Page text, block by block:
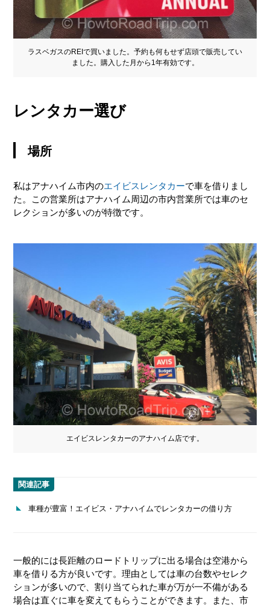
ラスベガスのREIで買いました。予約も何もせず店頭で販売してい
ました。購入した月から1年有効です。
レンタカー選び
場所
私はアナハイム市内のエイビスレンタカーで車を借りまし
た。この営業所はアナハイム周辺の市内営業所では車のセ
レクションが多いのが特徴です。
エイビスレンタカーのアナハイム店です。
関連記事
車種が豊富！エイビス・アナハイムでレンタカーの借り方
一般的には長距離のロードトリップに出る場合は空港から
車を借りる方が良いです。理由としては車の台数やセレク
ションが多いので、割り当てられた車が万が一不備がある
場合は直ぐに車を変えてもらうことができます。また、市